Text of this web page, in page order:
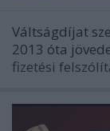
Váltságdíjat
2013 óta
fizetési